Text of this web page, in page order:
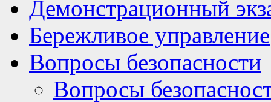
Демонстрационный
Бережливое управление
Вопросы безопасности
Вопросы